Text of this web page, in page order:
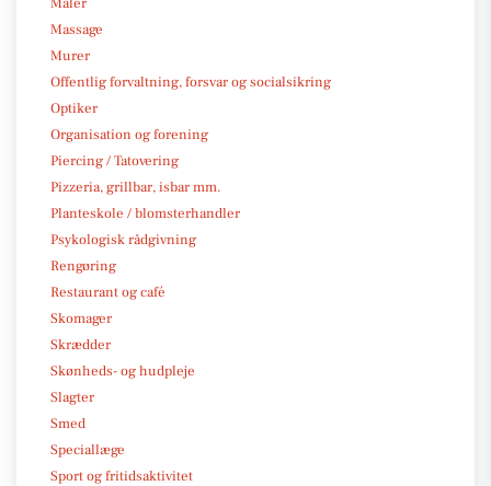
Massage
Murer
Offentlig forvaltning, forsvar og socialsikring
Optiker
Organisation og forening
Piercing / Tatovering
Pizzeria, grillbar, isbar mm.
Planteskole / blomsterhandler
Psykologisk rådgivning
Rengøring
Restaurant og café
Skomager
Skrædder
Skønheds- og hudpleje
Slagter
Smed
Speciallæge
Sport og fritidsaktivitet